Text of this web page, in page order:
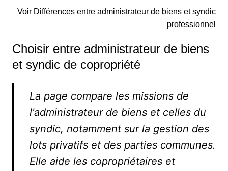
Voir Différences entre administrateur de biens et syndic
professionnel
Choisir entre administrateur de biens
et syndic de copropriété
La page compare les missions de
l'administrateur de biens et celles du
syndic, notamment sur la gestion des
lots privatifs et des parties communes.
Elle aide les copropriétaires et